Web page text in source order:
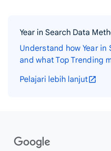
Year in Search Data
Understand how Year
and what Top Trending
Pelajari lebih lanjut